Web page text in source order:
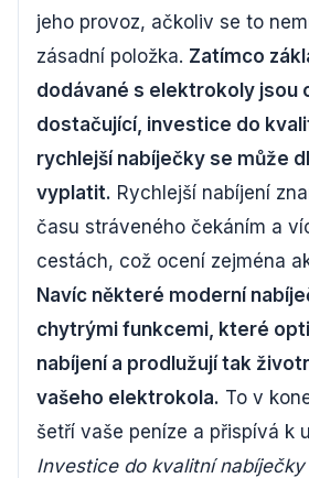
jeho provoz, ačkoliv se to
zásadní položka. Zatímco
dodávané s elektrokoly jsou
dostačující, investice do
rychlejší nabíječky se může
vyplatit. Rychlejší nabíjení
času stráveného čekáním a
cestách, což ocení zejména
Navíc některé moderní
chytrými funkcemi, které
nabíjení a prodlužují tak
vašeho elektrokola. To v
šetří vaše peníze a přispívá k
Investice do kvalitní